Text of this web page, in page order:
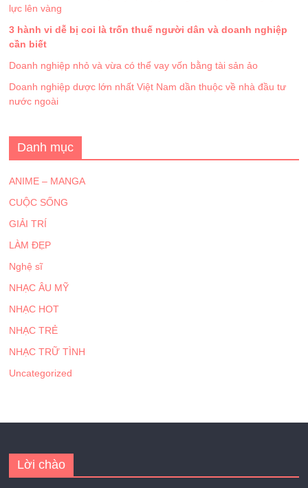
lực lên vàng
3 hành vi dễ bị coi là trốn thuế người dân và doanh nghiệp
cần biết
Doanh nghiệp nhỏ và vừa có thể vay vốn bằng tài sản ảo
Doanh nghiệp dược lớn nhất Việt Nam dần thuộc về nhà đầu tư
nước ngoài
Danh mục
ANIME – MANGA
CUỘC SỐNG
GIẢI TRÍ
LÀM ĐẸP
Nghệ sĩ
NHẠC ÂU MỸ
NHẠC HOT
NHẠC TRẺ
NHẠC TRỮ TÌNH
Uncategorized
Lời chào